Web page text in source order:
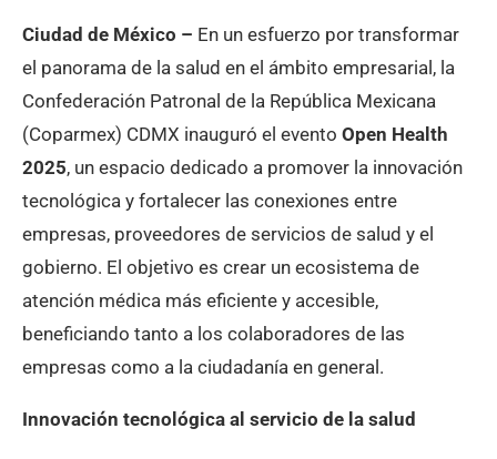
Ciudad de México – En un esfuerzo por transformar
el panorama de la salud en el ámbito empresarial, la
Confederación Patronal de la República Mexicana
(Coparmex) CDMX inauguró el evento Open Health
2025, un espacio dedicado a promover la innovación
tecnológica y fortalecer las conexiones entre
empresas, proveedores de servicios de salud y el
gobierno. El objetivo es crear un ecosistema de
atención médica más eficiente y accesible,
beneficiando tanto a los colaboradores de las
empresas como a la ciudadanía en general.
Innovación tecnológica al servicio de la salud